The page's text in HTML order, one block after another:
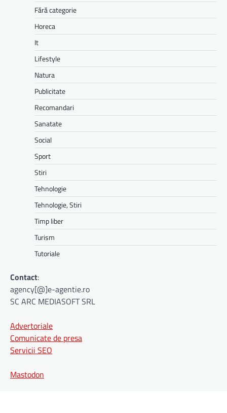
Fără categorie
Horeca
It
Lifestyle
Natura
Publicitate
Recomandari
Sanatate
Social
Sport
Stiri
Tehnologie
Tehnologie, Stiri
Timp liber
Turism
Tutoriale
Contact:
agency[@]e-agentie.ro
SC ARC MEDIASOFT SRL
Advertoriale
Comunicate de presa
Servicii SEO
Mastodon